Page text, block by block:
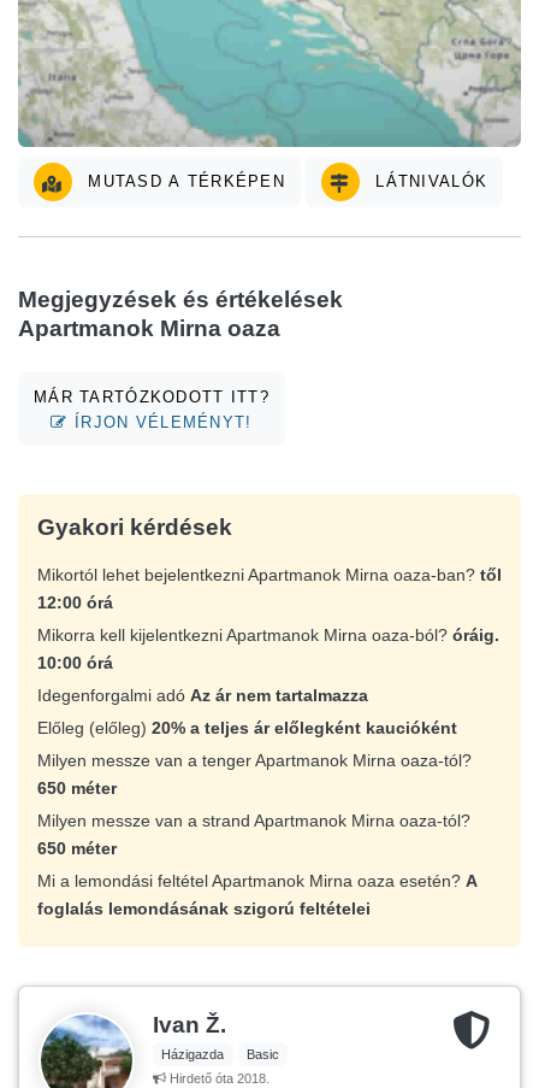
MUTASD A TÉRKÉPEN LÁTNIVALÓK
Megjegyzések és értékelések
Apartmanok Mirna oaza
MÁR TARTÓZKODOTT ITT?
ÍRJON VÉLEMÉNYT!
Gyakori kérdések
Mikortól lehet bejelentkezni Apartmanok Mirna oaza-ban? től
12:00 órá
Mikorra kell kijelentkezni Apartmanok Mirna oaza-ból? óráig.
10:00 órá
Idegenforgalmi adó Az ár nem tartalmazza
Előleg (előleg) 20% a teljes ár előlegként kaucióként
Milyen messze van a tenger Apartmanok Mirna oaza-tól?
650 méter
Milyen messze van a strand Apartmanok Mirna oaza-tól?
650 méter
Mi a lemondási feltétel Apartmanok Mirna oaza esetén? A
foglalás lemondásának szigorú feltételei
Ivan Ž.
Házigazda
Basic
Hirdető óta 2018.